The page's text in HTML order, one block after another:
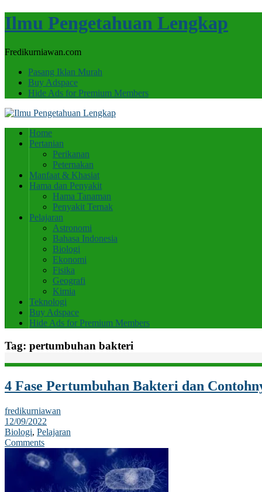
Ilmu Pengetahuan Lengkap
Fredikurniawan.com
Pasang Iklan Murah
Buy Adspace
Hide Ads for Premium Members
Home
Pertanian
Perikanan
Peternakan
Manfaat & Khasiat
Hama dan Penyakit
Hama Tanaman
Penyakit Ternak
Pelajaran
Astronomi
Bahasa Indonesia
Biologi
Ekonomi
Fisika
Geografi
Kimia
Teknologi
Buy Adspace
Hide Ads for Premium Members
Tag: pertumbuhan bakteri
4 Fase Pertumbuhan Bakteri dan
fredikurniawan
12/09/2022
Biologi, Pelajaran
Comments